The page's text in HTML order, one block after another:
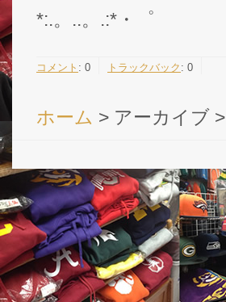
*:.。..。.:*・゜
コメント : 0 トラックバック : 0
ホーム > アーカイブ >